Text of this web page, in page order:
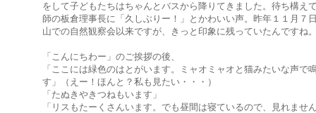
をして子どもたちはちゃんとバスから降りてきました。待ち構え
師の板倉理事長に「久しぶりー！」とかわいい声。昨年１１月７
山での自然観察会以来ですが、きっと印象に残っていたんですね
「こんにちわー」のご挨拶の後、
「ここには緑色のはとがいます。ミャオミャオと猫みたいな声で
す」（えー！ほんと？私も見たい・・・）
「たぬきやきつねもいます」
「リスもたーくさんいます。でも昼間は寝ているので、見れませ